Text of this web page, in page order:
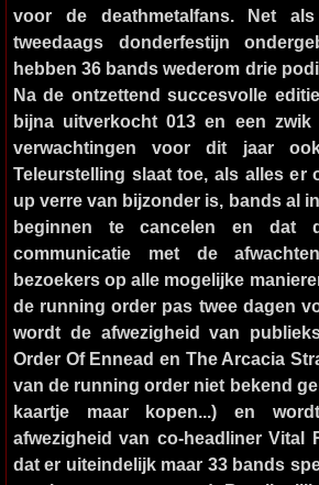
voor de deathmetalfans. Net
tweedaags donderfestijn
hebben 36 bands wederom drie
Na de ontzettend succesvolle
bijna uitverkocht 013 en een
verwachtingen voor dit jaar
Teleurstelling slaat toe, als alles er
up verre van bijzonder is, bands al
beginnen te cancelen en dat
communicatie met de
bezoekers op alle mogelijke
de running order pas twee dagen
wordt de afwezigheid van
Order Of Ennead en The Arcacia
van de running order niet bekend
kaartje maar kopen...) en
afwezigheid van co-headliner Vital
dat er uiteindelijk maar 33 bands